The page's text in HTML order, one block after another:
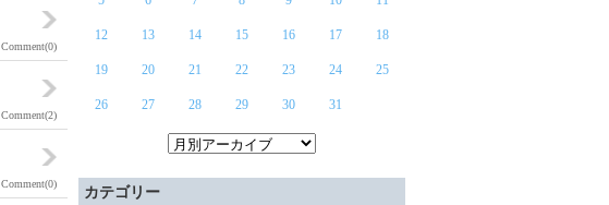
Comment(0)
Comment(2)
Comment(0)
12 13 14 15 16 17 18
19 20 21 22 23 24 25
26 27 28 29 30 31
カテゴリー